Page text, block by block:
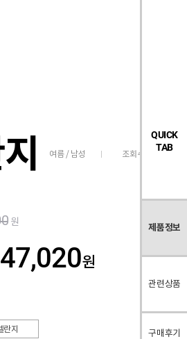
QUICK
TAB
제품정보
관련상품
구매후기
여름 / 남성 조회수 2,709
원
47,020원
란지